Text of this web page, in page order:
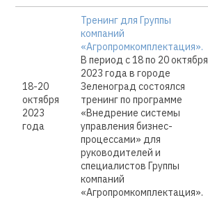
18-20
октября
2023
года
Тренинг для Группы
компаний
«Агропромкомплектация».
В период с 18 по 20 октября
2023 года в городе
Зеленоград состоялся
тренинг по программе
«Внедрение системы
управления бизнес-
процессами» для
руководителей и
специалистов Группы
компаний
«Агропромкомплектация».